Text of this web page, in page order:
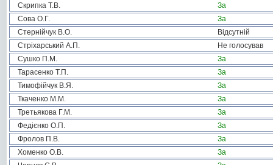
Скрипка Т.В.
За
Сова О.Г.
За
Стернійчук В.О.
Відсутній
Стріхарський А.П.
Не голосував
Сушко П.М.
За
Тарасенко Т.П.
За
Тимофійчук В.Я.
За
Ткаченко М.М.
За
Третьякова Г.М.
За
Федієнко О.П.
За
Фролов П.В.
За
Хоменко О.В.
За